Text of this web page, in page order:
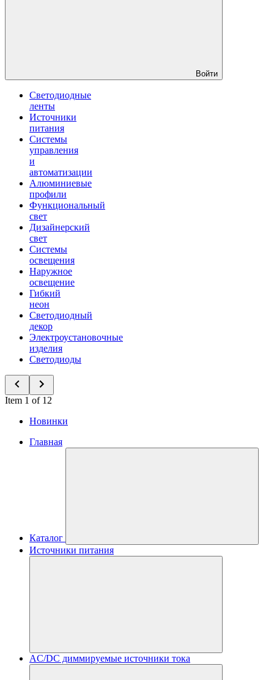
Войти
Светодиодные
ленты
Источники
питания
Системы
управления
и
автоматизации
Алюминиевые
профили
Функциональный
свет
Дизайнерский
свет
Системы
освещения
Наружное
освещение
Гибкий
неон
Светодиодный
декор
Электроустановочные
изделия
Светодиоды
Item 1 of 12
Новинки
Главная
Каталог
Источники питания
AC/DC диммируемые источники тока